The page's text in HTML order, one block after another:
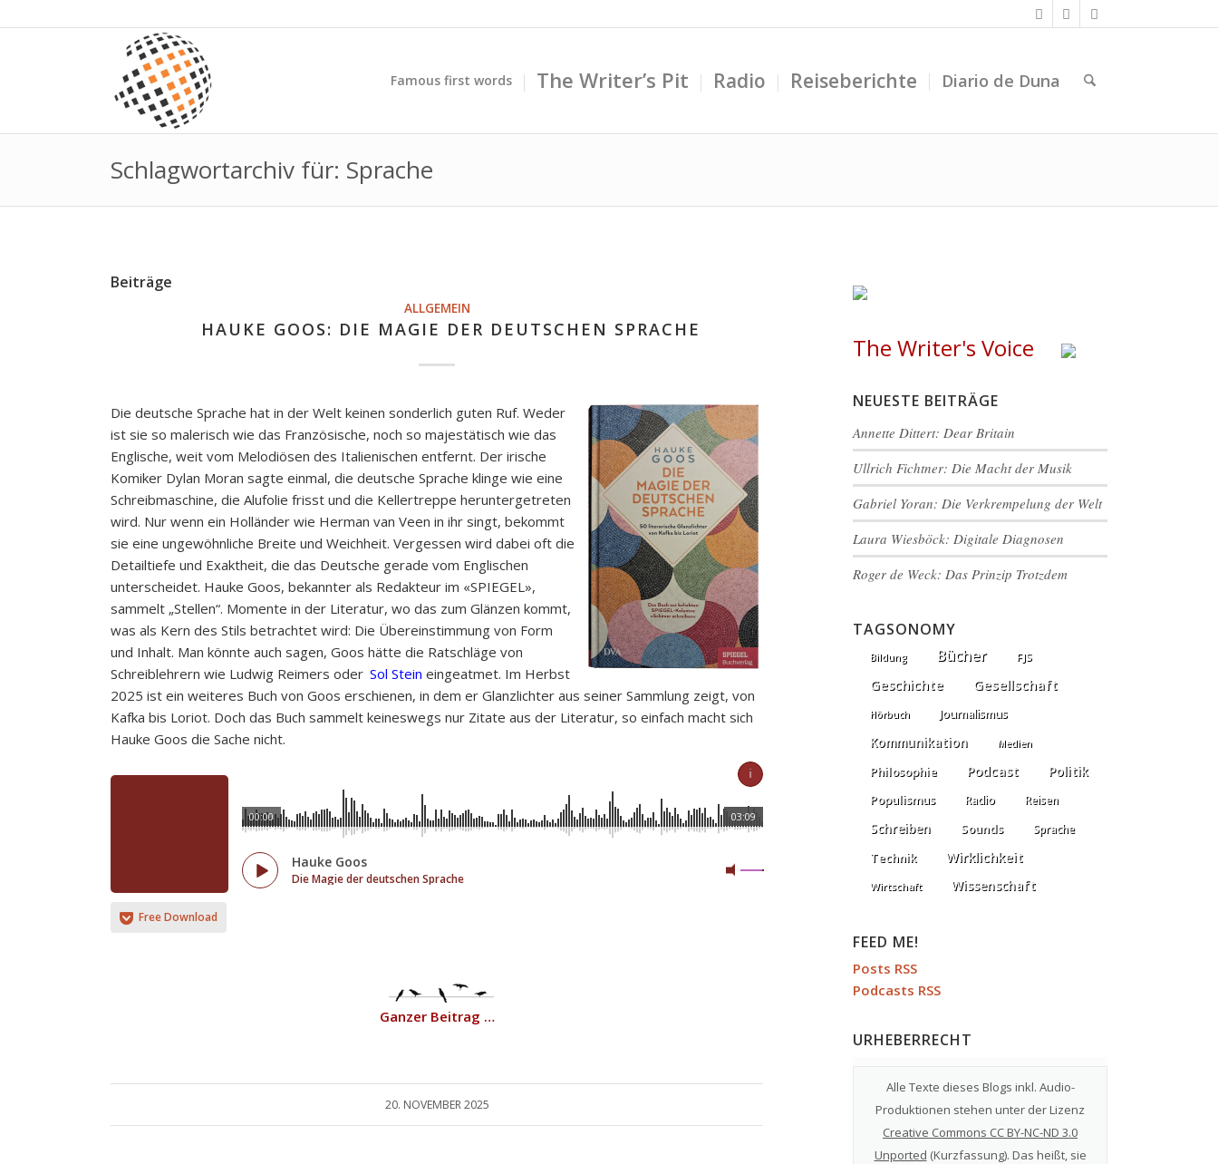
Famous first words The Writer’s Pit Radio Reiseberichte Diario de Duna
Schlagwortarchiv für: Sprache
Beiträge
ALLGEMEIN
HAUKE GOOS: DIE MAGIE DER DEUTSCHEN SPRACHE
Die deutsche Sprache hat in der Welt keinen sonderlich guten Ruf. Weder
ist sie so malerisch wie das Französische, noch so majestätisch wie das
Englische, weit vom Melodiösen des Italienischen entfernt. Der irische
Komiker Dylan Moran sagte einmal, die deutsche Sprache klinge wie eine
Schreibmaschine, die Alufolie frisst und die Kellertreppe heruntergetreten
wird. Nur wenn ein Holländer wie Herman van Veen in ihr singt, bekommt
sie eine ungewöhnliche Breite und Weichheit. Vergessen wird dabei oft die
Detailtiefe und Exaktheit, die das Deutsche gerade vom Englischen
unterscheidet. Hauke Goos, bekannter als Redakteur im «SPIEGEL»,
sammelt „Stellen“. Momente in der Literatur, wo das zum Glänzen kommt,
was als Kern des Stils betrachtet wird: Die Übereinstimmung von Form
und Inhalt. Man könnte auch sagen, Goos hätte die Ratschläge von
Schreiblehrern wie Ludwig Reimers oder Sol Stein eingeatmet. Im Herbst
2025 ist ein weiteres Buch von Goos erschienen, in dem er Glanzlichter aus seiner Sammlung zeigt, von
Kafka bis Loriot. Doch das Buch sammelt keineswegs nur Zitate aus der Literatur, so einfach macht sich
Hauke Goos die Sache nicht.
03:09
00:00
Hauke Goos
Die Magie der deutschen Sprache
Free Download
ℹ
Ganzer Beitrag …
20. NOVEMBER 2025
The Writer's Voice
NEUESTE BEITRÄGE
Annette Dittert: Dear Britain
Ullrich Fichtner: Die Macht der Musik
Gabriel Yoran: Die Verkrempelung der Welt
Laura Wiesböck: Digitale Diagnosen
Roger de Weck: Das Prinzip Trotzdem
TAGSONOMY
Bildung Bücher FJS
Geschichte Gesellschaft
Hörbuch Journalismus
Kommunikation Medien
Philosophie Podcast Politik
Populismus Radio Reisen
Schreiben Sounds Sprache
Technik Wirklichkeit
Wirtschaft Wissenschaft
FEED ME!
Posts RSS
Podcasts RSS
URHEBERRECHT
Alle Texte dieses Blogs inkl. Audio-
Produktionen stehen unter der Lizenz
Creative Commons CC BY-NC-ND 3.0
Unported (Kurzfassung). Das heißt, sie